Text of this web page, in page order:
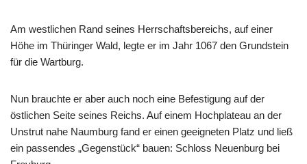
Am westlichen Rand seines Herrschaftsbereichs, auf einer
Höhe im Thüringer Wald, legte er im Jahr 1067 den Grundstein
für die Wartburg.
Nun brauchte er aber auch noch eine Befestigung auf der
östlichen Seite seines Reichs. Auf einem Hochplateau an der
Unstrut nahe Naumburg fand er einen geeigneten Platz und ließ
ein passendes „Gegenstück“ bauen: Schloss Neuenburg bei